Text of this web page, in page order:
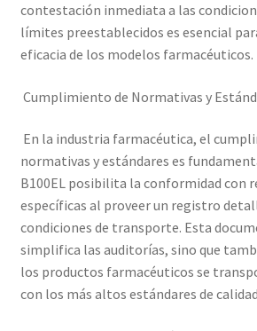
contestación inmediata a las
límites preestablecidos es esencial
eficacia de los modelos farmacéuticos.
Cumplimiento de Normativas y
En la industria farmacéutica, el
normativas y estándares es
B100EL posibilita la conformidad con
específicas al proveer un registro
condiciones de transporte. Esta
simplifica las auditorías, sino que
los productos farmacéuticos se
con los más altos estándares de